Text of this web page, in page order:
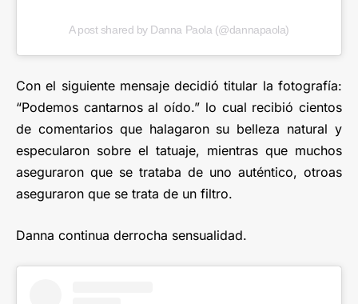
A post shared by Danna Paola (@dannapaola)
Con el siguiente mensaje decidió titular la fotografía:
“Podemos cantarnos al oído.” lo cual recibió cientos
de comentarios que halagaron su belleza natural y
especularon sobre el tatuaje, mientras que muchos
aseguraron que se trataba de uno auténtico, otroas
aseguraron que se trata de un filtro.
Danna continua derrocha sensualidad.